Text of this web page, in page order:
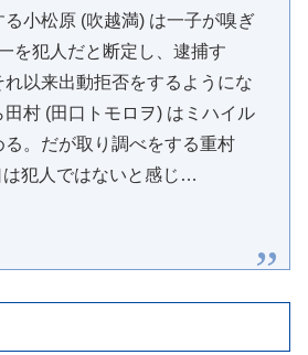
小松原 (吹越満) は一子が嗅ぎ
を犯人だと断定し、逮捕す
れ以来出動拒否をするようにな
田村 (田口トモロヲ) はミハイル
。だが取り調べをする重村
は犯人ではないと感じ…